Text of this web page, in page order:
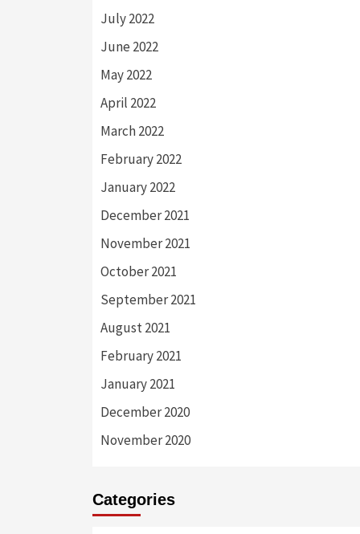
July 2022
June 2022
May 2022
April 2022
March 2022
February 2022
January 2022
December 2021
November 2021
October 2021
September 2021
August 2021
February 2021
January 2021
December 2020
November 2020
Categories